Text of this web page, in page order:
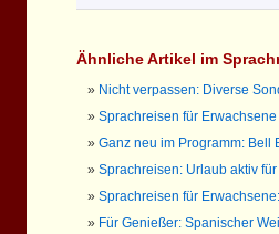
Ähnliche Artikel im
Nicht verpassen: Diverse
Sprachreisen für
Ganz neu im Programm: Bell
Sprachreisen: Urlaub aktiv
Sprachreisen für
Für Genießer: Spanischer